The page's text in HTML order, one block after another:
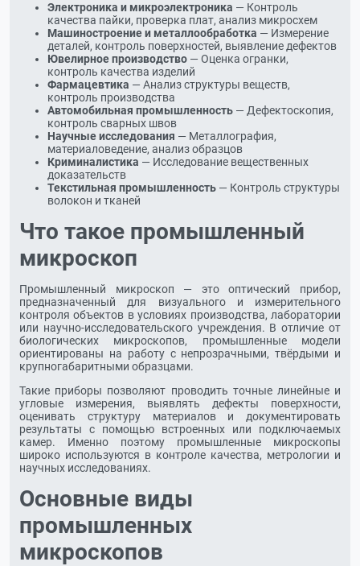
Электроника и микроэлектроника — Контроль
качества пайки, проверка плат, анализ микросхем
Машиностроение и металлообработка — Измерение
деталей, контроль поверхностей, выявление дефектов
Ювелирное производство — Оценка огранки,
контроль качества изделий
Фармацевтика — Анализ структуры веществ,
контроль производства
Автомобильная промышленность — Дефектоскопия,
контроль сварных швов
Научные исследования — Металлография,
материаловедение, анализ образцов
Криминалистика — Исследование вещественных
доказательств
Текстильная промышленность — Контроль структуры
волокон и тканей
Что такое промышленный
микроскоп
Промышленный микроскоп — это оптический прибор,
предназначенный для визуального и измерительного
контроля объектов в условиях производства, лаборатории
или научно-исследовательского учреждения. В отличие от
биологических микроскопов, промышленные модели
ориентированы на работу с непрозрачными, твёрдыми и
крупногабаритными образцами.
Такие приборы позволяют проводить точные линейные и
угловые измерения, выявлять дефекты поверхности,
оценивать структуру материалов и документировать
результаты с помощью встроенных или подключаемых
камер. Именно поэтому промышленные микроскопы
широко используются в контроле качества, метрологии и
научных исследованиях.
Основные виды
промышленных
микроскопов